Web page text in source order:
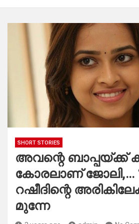
SHORT STORIES
അവന്റെ ബാപ്പയ്ക്ക്
കോരലാണ് ജോലി,…
റഷീദിന്റെ
മുന്നേ